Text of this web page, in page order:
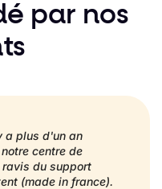
par nos
a plus d'un an
notre centre de
du support
(made in france).